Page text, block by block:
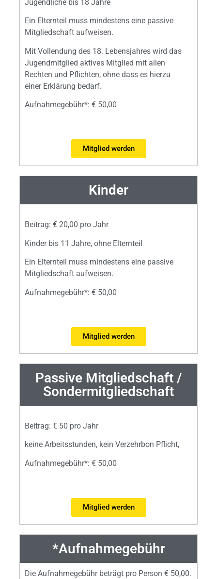
Jugendliche bis 18 Jahre
Ein Elternteil muss mindestens eine passive
Mitgliedschaft aufweisen.
Mit Vollendung des 18. Lebensjahres wird das
Jugendmitglied aktives Mitglied mit allen
Rechten und Pflichten, ohne dass es hierzu
einer Erklärung bedarf.
Aufnahmegebühr*: € 50,00
Mitglied werden
Kinder
Beitrag: € 20,00 pro Jahr
Kinder bis 11 Jahre, ohne Elternteil
Ein Elternteil muss mindestens eine passive
Mitgliedschaft aufweisen.
Aufnahmegebühr*: € 50,00
Mitglied werden
Passive Mitgliedschaft /
Sondermitgliedschaft
Beitrag: € 50 pro Jahr
keine Arbeitsstunden, kein Verzehrbon Pflicht,
Aufnahmegebühr*: € 50,00
Mitglied werden
*Aufnahmegebühr
Die Aufnahmegebühr beträgt pro Person € 50,00.